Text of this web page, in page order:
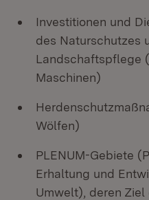
Investitionen und
des Naturschutzes
Landschaftspflege
Maschinen)
Wölfen)
PLENUM-Gebiete
Erhaltung und
Umwelt), deren